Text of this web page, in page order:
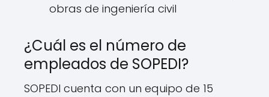
obras de ingeniería civil
¿Cuál es el número de
empleados de SOPEDI?
SOPEDI cuenta con un equipo de 15